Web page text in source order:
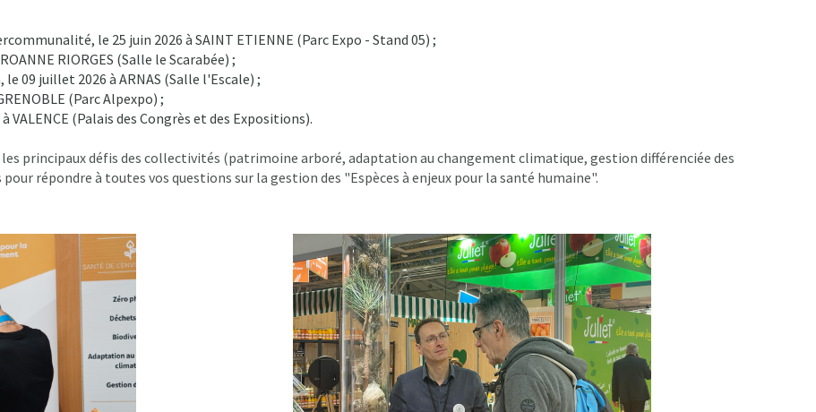
le 25 juin 2026 à SAINT ETIENNE (Parc Expo - Stand 05) ;
RIORGES (Salle le Scarabée) ;
09 juillet 2026 à ARNAS (Salle l'Escale) ;
(Parc Alpexpo) ;
(Palais des Congrès et des Expositions).
les principaux défis des collectivités (patrimoine arboré, adaptation au changement climatique, gestion différenciée des
répondre à toutes vos questions sur la gestion des "Espèces à enjeux pour la santé humaine".